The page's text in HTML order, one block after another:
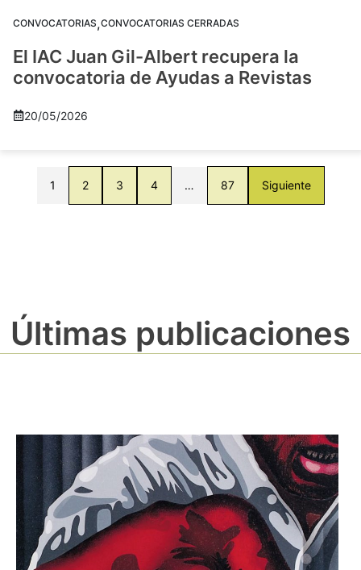
CONVOCATORIAS,CONVOCATORIAS CERRADAS
El IAC Juan Gil-Albert recupera la
convocatoria de Ayudas a Revistas
20/05/2026
1 2 3 4 … 87 Siguiente
Últimas publicaciones